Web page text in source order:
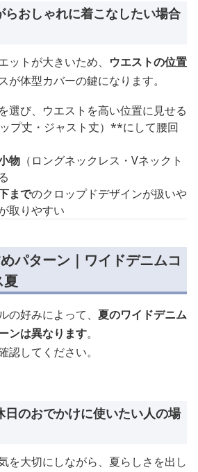
らおしゃれに着こなしたい場合
ットが大きいため、 ウエストの位置
が体型カバーの鍵になります。
選び、ウエストを高い位置に見せる
プ丈・ジャスト丈）**にして腰回
物 （ロングネックレス・Vネックト
までのクロップドデザインが扱いや
取りやすい
パターン｜ワイドデニムコ
夏
の好みによって、 夏のワイドデニム
ンは異なります。
認してください。
日のおでかけに使いたい人の場
を大切にしながら、夏らしさを出し